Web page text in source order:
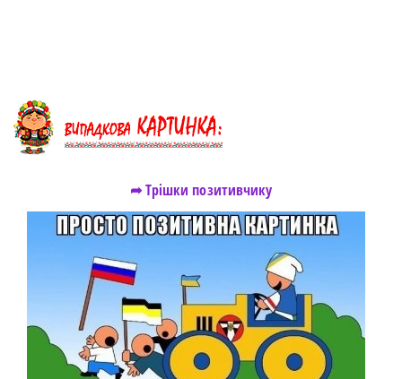
➦ Трішки позитивчику